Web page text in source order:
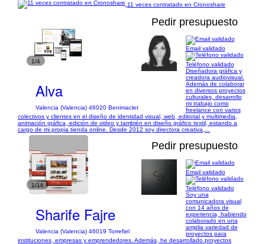
11 veces contratado en Cronoshare
1/4
Pedir presupuesto
Alva
Valencia (Valencia) 46020 Benimaclet
Email validado
Teléfono validado
Diseñadora gráfica y
creadora audiovisual.
Además de colaborar
en diversos proyectos
culturales, desarrollo
mi trabajo como
freelance con varios
colectivos y clientes en el diseño de identidad visual, web, editorial y multimedia,
animación gráfica, edición de video y también en diseño gráfico textil, estando a
cargo de mi propia tienda online. Desde 2012 soy directora creativa,...
1/16
Pedir presupuesto
Sharife Fajre
Valencia (Valencia) 46019 Torrefiel
Email validado
Teléfono validado
Soy una
comunicadora visual
con 14 años de
experiencia, habiendo
colaborado en una
amplia variedad de
proyectos para
instituciones, empresas y emprendedores. Además, he desarrollado proyectos